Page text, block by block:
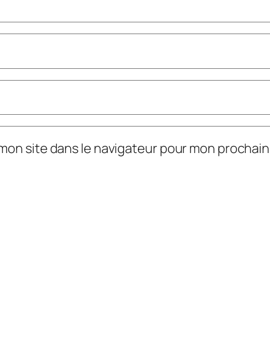
site dans le navigateur pour mon